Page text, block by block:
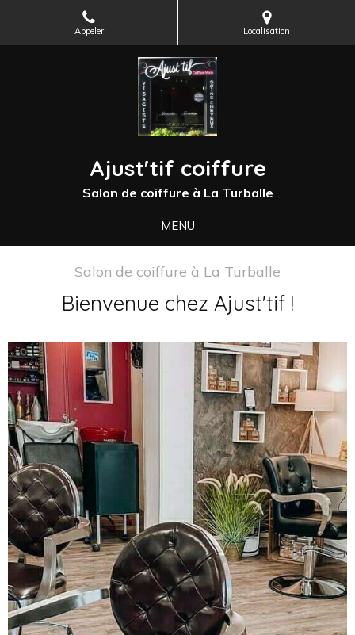
Appeler Localisation
Ajust'tif coiffure
Salon de coiffure à La Turballe
MENU
Salon de coiffure à La Turballe
Bienvenue chez Ajust'tif !